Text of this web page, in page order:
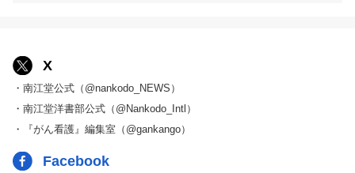
X
・南江堂公式（@nankodo_NEWS）
・南江堂洋書部公式（@Nankodo_Intl）
・『がん看護』編集室（@gankango）
Facebook